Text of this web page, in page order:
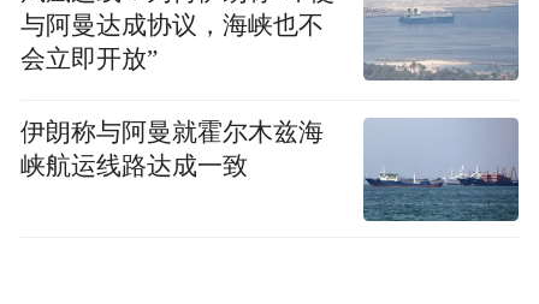
与阿曼达成协议，海峡也不
会立即开放”
伊朗称与阿曼就霍尔木兹海
峡航运线路达成一致